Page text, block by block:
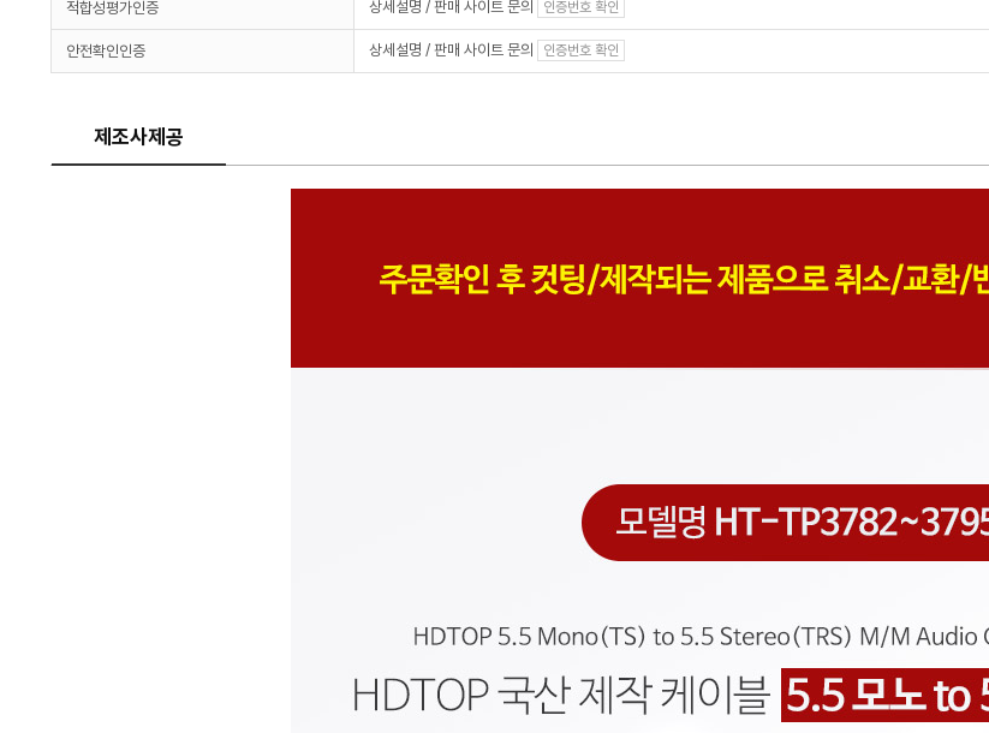
적합성평가인증 상세설명 / 판매 사이트 문의 인증번호 확인
안전확인인증 상세설명 / 판매 사이트 문의 인증번호 확인
제조사제공